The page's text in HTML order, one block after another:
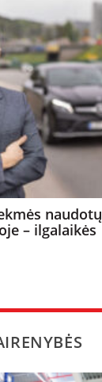
naudotų
– ilgalaikės